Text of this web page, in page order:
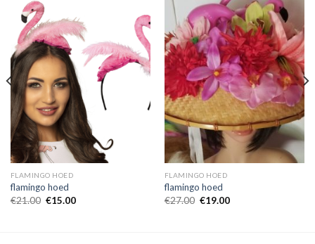
FLAMINGO HOED
flamingo hoed
€21.00 €15.00
FLAMINGO HOED
flamingo hoed
€27.00 €19.00